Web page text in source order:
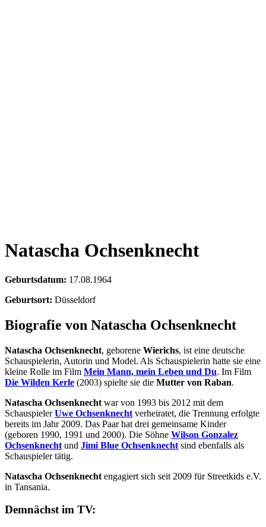
Natascha Ochsenknecht
Geburtsdatum: 17.08.1964
Geburtsort: Düsseldorf
Biografie von Natascha Ochsenknecht
Natascha Ochsenknecht, geborene Wierichs, ist eine deutsche
Schauspielerin, Autorin und Model. Als Schauspielerin hatte sie eine
kleine Rolle im Film Mein Mann, mein Leben und Du. Im Film
Die Wilden Kerle (2003) spielte sie die Mutter von Raban.
Natascha Ochsenknecht war von 1993 bis 2012 mit dem
SchauspielerUwe Ochsenknecht verheiratet, die Trennung erfolgte
bereits im Jahr 2009. Das Paar hat drei gemeinsame Kinder
(geboren 1990, 1991 und 2000). Die Söhne Wilson Gonzalez
Ochsenknecht und Jimi Blue Ochsenknecht sind ebenfalls als
Schauspieler tätig.
Natascha Ochsenknecht engagiert sich seit 2009 für Streetkids e.V.
in Tansania.
Demnächst im TV: